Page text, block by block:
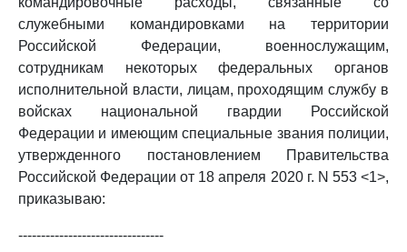
служебными командировками на территории
Российской Федерации, военнослужащим,
сотрудникам некоторых федеральных органов
исполнительной власти, лицам, проходящим службу в
войсках национальной гвардии Российской
Федерации и имеющим специальные звания полиции,
утвержденного постановлением Правительства
Российской Федерации от 18 апреля 2020 г. N 553 <1>,
приказываю:
--------------------------------